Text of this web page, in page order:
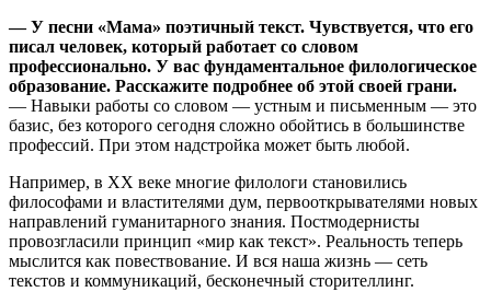
— У песни «Мама» поэтичный текст. Чувствуется, что его
писал человек, который работает со словом
профессионально. У вас фундаментальное филологическое
образование. Расскажите подробнее об этой своей грани.
— Навыки работы со словом — устным и письменным — это
базис, без которого сегодня сложно обойтись в большинстве
профессий. При этом надстройка может быть любой.
Например, в XX веке многие филологи становились
философами и властителями дум, первооткрывателями новых
направлений гуманитарного знания. Постмодернисты
провозгласили принцип «мир как текст». Реальность теперь
мыслится как повествование. И вся наша жизнь — сеть
текстов и коммуникаций, бесконечный сторителлинг.